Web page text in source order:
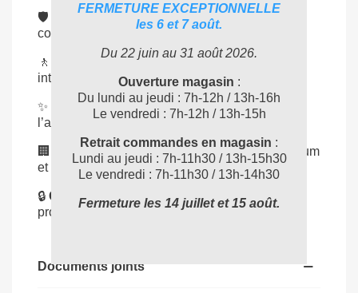
🛡 Protection durable: forme un film résistant
contre l’usure et les salissures.
🚶 Haute résistance: supporte les passages
intensifs et l’entretien fréquent.
✨ Finition brillante: redonne éclat et valorise
l’aspect des sols.
🏢 Polyvalent: adapté aux sols en PVC, linoléum
et pierres naturelles traitées.
🔒 Qualité Kiehl
: référence en entretien et
protection des sols professionnels.
Documents joints
FERMETURE EXCEPTIONNELLE
les 6 et 7 août.
Du 22 juin au 31 août 2026.
Ouverture magasin :
Du lundi au jeudi : 7h-12h / 13h-16h
Le vendredi : 7h-12h / 13h-15h
Retrait commandes en magasin :
Lundi au jeudi : 7h-11h30 / 13h-15h30
Le vendredi : 7h-11h30 / 13h-14h30
Fermeture les 14 juillet et 15 août.